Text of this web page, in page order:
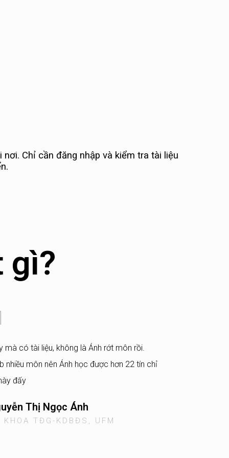
Chỉ cần đăng nhập và kiểm tra tài liệu
gì?
mà có tài liệu, không là Ánh rớt môn rồi.
nhiều môn nên Ánh học được hơn 22 tín chỉ
đấy
Thị Ngọc Ánh
KHOA TĐG-KDBĐS, UFM